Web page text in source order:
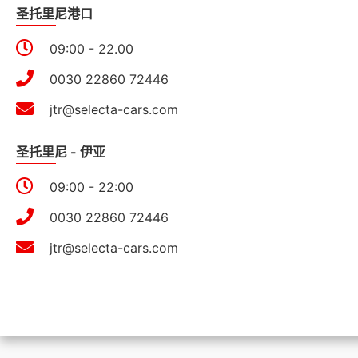
圣托里尼港口
09:00 - 22.00
0030 22860 72446
jtr@selecta-cars.com
圣托里尼 - 伊亚
09:00 - 22:00
0030 22860 72446
jtr@selecta-cars.com